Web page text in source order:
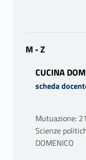
Connessione,
campionarie.
di confidenza,
ipotesi.
Gli argomenti
esercitazioni
statistico R
M - Z
CUCINA
scheda
Mutuazione:
Scienze
DOMENICO